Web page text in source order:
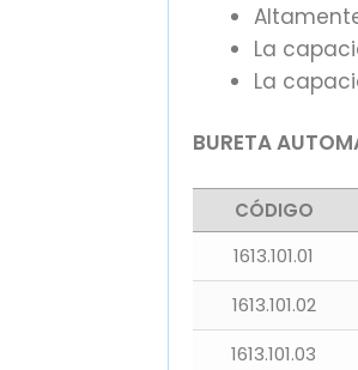
La
La
BURETA
CÓDIGO
1613.101.01
1613.101.02
1613.101.03